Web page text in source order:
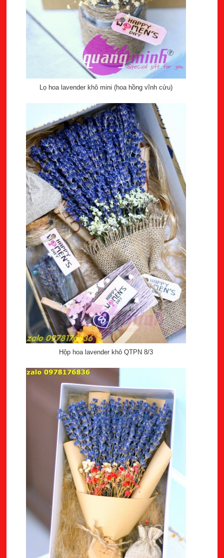
Lọ hoa lavender khô mini (hoa hồng vĩnh cửu)
Hộp hoa lavender khô QTPN 8/3